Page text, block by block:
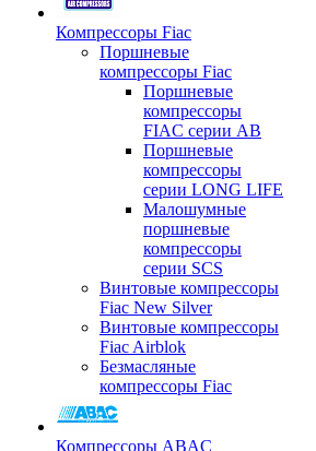
Компрессоры Fiac
Поршневые
компрессоры Fiac
Поршневые
компрессоры
FIAC серии AB
Поршневые
компрессоры
серии LONG LIFE
Малошумные
поршневые
компрессоры
серии SCS
Винтовые компрессоры
Fiac New Silver
Винтовые компрессоры
Fiac Airblok
Безмасляные
компрессоры Fiac
Компрессоры ABAC